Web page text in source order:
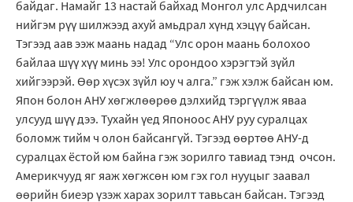
байдаг. Намайг 13 настай байхад Монгол улс Ардчилсан
нийгэм рүү шилжээд ахуй амьдрал хүнд хэцүү байсан.
Тэгээд аав ээж маань надад “Улс орон маань болохоо
байлаа шүү хүү минь ээ! Улс орондоо хэрэгтэй зүйл
хийгээрэй. Өөр хүсэх зүйл юу ч алга.” гэж хэлж байсан юм.
Япон болон АНУ хөгжлөөрөө дэлхийд тэргүүлж яваа
улсууд шүү дээ. Тухайн үед Японоос АНУ руу суралцах
боломж тийм ч олон байсангүй. Тэгээд өөртөө АНУ-д
суралцах ёстой юм байна гэж зорилго тавиад тэнд очсон.
Америкчууд яг яаж хөгжсөн юм гэх гол нууцыг заавал
өөрийн биеэр үзэж харах зорилт тавьсан байсан. Тэгээд